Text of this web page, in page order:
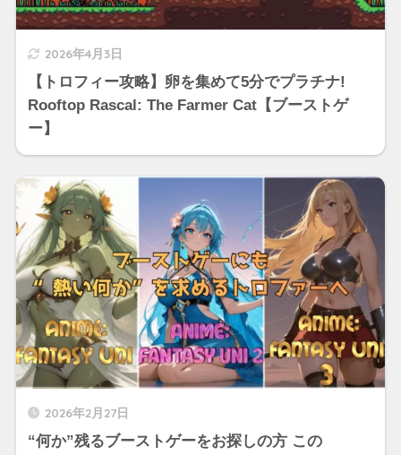
2026年4月3日
【トロフィー攻略】卵を集めて5分でプラチナ!
Rooftop Rascal: The Farmer Cat【ブーストゲ
ー】
2026年2月27日
“何か”残るブーストゲーをお探しの方 この